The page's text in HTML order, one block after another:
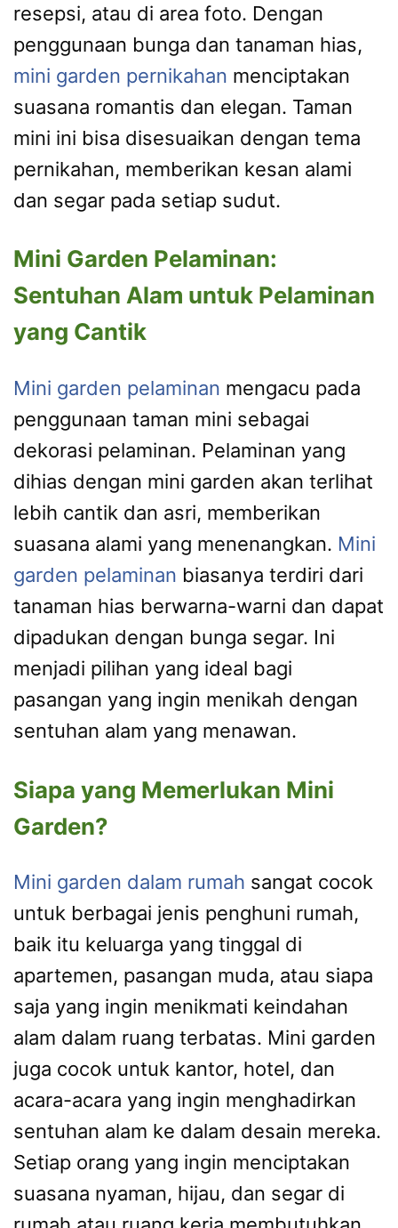
resepsi, atau di area foto. Dengan
penggunaan bunga dan tanaman hias,
mini garden pernikahan menciptakan
suasana romantis dan elegan. Taman
mini ini bisa disesuaikan dengan tema
pernikahan, memberikan kesan alami
dan segar pada setiap sudut.
Mini Garden Pelaminan:
Sentuhan Alam untuk Pelaminan
yang Cantik
Mini garden pelaminan mengacu pada
penggunaan taman mini sebagai
dekorasi pelaminan. Pelaminan yang
dihias dengan mini garden akan terlihat
lebih cantik dan asri, memberikan
suasana alami yang menenangkan. Mini
garden pelaminan biasanya terdiri dari
tanaman hias berwarna-warni dan dapat
dipadukan dengan bunga segar. Ini
menjadi pilihan yang ideal bagi
pasangan yang ingin menikah dengan
sentuhan alam yang menawan.
Siapa yang Memerlukan Mini
Garden?
Mini garden dalam rumah sangat cocok
untuk berbagai jenis penghuni rumah,
baik itu keluarga yang tinggal di
apartemen, pasangan muda, atau siapa
saja yang ingin menikmati keindahan
alam dalam ruang terbatas. Mini garden
juga cocok untuk kantor, hotel, dan
acara-acara yang ingin menghadirkan
sentuhan alam ke dalam desain mereka.
Setiap orang yang ingin menciptakan
suasana nyaman, hijau, dan segar di